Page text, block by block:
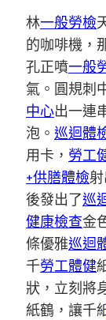
林一般勞檢
的咖啡機，
孔正噴一般
氣。圓規刺
中心出一連
泡。 巡迴體
用卡， 勞工
+供膳體檢射
後發出了巡
健康檢查金
條優雅巡迴
千勞工體健
狀，立刻將
紙鶴，讓千